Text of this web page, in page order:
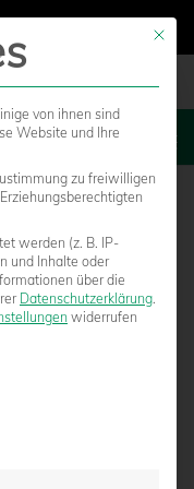
Mit
von ihnen sind
Website und Ihre
zu freiwilligen
werden (z. B. IP-
und Inhalte oder
über die
Datenschutzerklärung.
widerrufen
für die eine